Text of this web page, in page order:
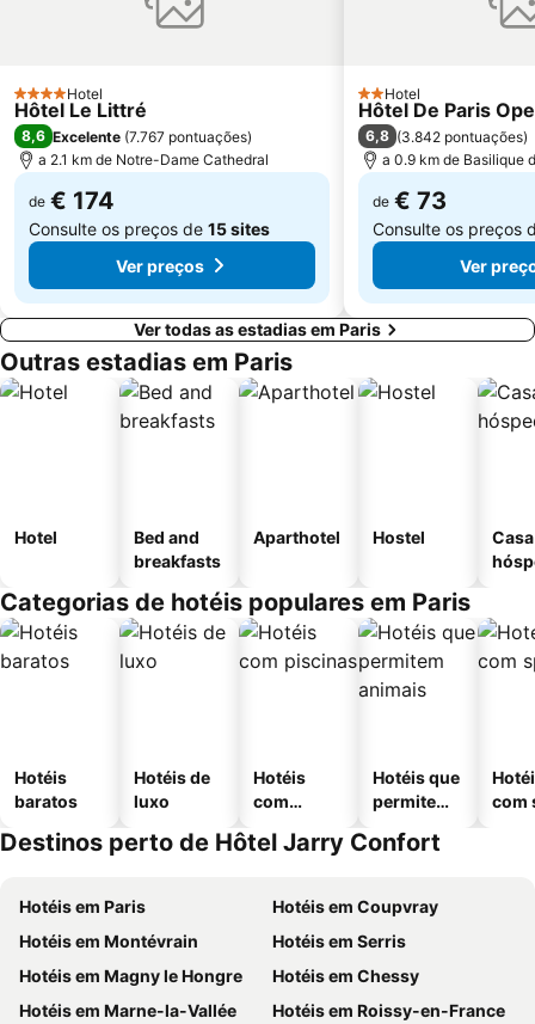
St-Germain-des-Prés
12th district Reuilly
Parc des Princes
Moulin Rouge
Gare de Neuilly - Porte Maillot Metro Station
4 Estrelas
Hotel
Hôtel Le Littré
8,6 Excelente (7.767 pontuações)
a 2.1 km de Notre-Dame Cathedral
de € 174
Consulte os preços de 15 sites
Ver preços
2 Estrelas
Hotel
Hôtel De Paris
6,8 (3.842 pontuações)
a 0.9 km de Basilique
de € 73
Consulte os preços
Ver
Ver todas as estadias em Paris
Outras estadias em Paris
Hotel
Bed and
breakfasts
Aparthotel Hostel
Categorias de hotéis populares em Paris
Hotéis
baratos
Hotéis de
luxo
Hotéis
com
Hotéis que
permitem
com
Destinos perto de Hôtel Jarry Confort
Hotéis em Paris
Hotéis em Coupvray
Hotéis em Montévrain
Hotéis em Serris
Hotéis em Magny le Hongre
Hotéis em Chessy
Hotéis em Marne-la-Vallée
Hotéis em Roissy-en-France